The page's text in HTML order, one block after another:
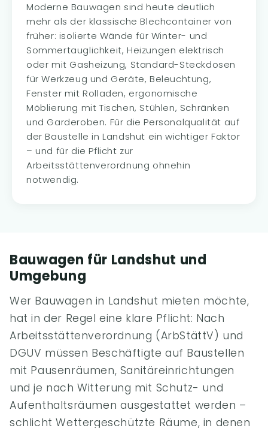
Moderne Bauwagen sind heute deutlich
mehr als der klassische Blechcontainer von
früher: isolierte Wände für Winter- und
Sommertauglichkeit, Heizungen elektrisch
oder mit Gasheizung, Standard-Steckdosen
für Werkzeug und Geräte, Beleuchtung,
Fenster mit Rolladen, ergonomische
Möblierung mit Tischen, Stühlen, Schränken
und Garderoben. Für die Personalqualität auf
der Baustelle in Landshut ein wichtiger Faktor
– und für die Pflicht zur
Arbeitsstättenverordnung ohnehin
notwendig.
Bauwagen für Landshut und
Umgebung
Wer Bauwagen in Landshut mieten möchte,
hat in der Regel eine klare Pflicht: Nach
Arbeitsstättenverordnung (ArbStättV) und
DGUV müssen Beschäftigte auf Baustellen
mit Pausenräumen, Sanitäreinrichtungen
und je nach Witterung mit Schutz- und
Aufenthaltsräumen ausgestattet werden –
schlicht Wettergeschützte Räume, in denen